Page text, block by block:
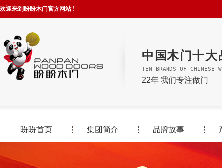
欢迎来到盼盼木门官方网站 !
中国木门十大
TEN BRANDS OF CHINESE
22年 我们专注做门
盼盼首页 集团简介 品牌故事